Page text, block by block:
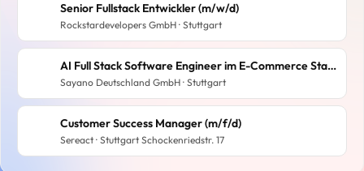
Senior Fullstack Entwickler (m/w/d)
Rockstardevelopers GmbH · Stuttgart
AI Full Stack Software Engineer im E-Commerce Startup (E-Commerce & Data)
Sayano Deutschland GmbH · Stuttgart
Customer Success Manager (m/f/d)
Sereact · Stuttgart Schockenriedstr. 17